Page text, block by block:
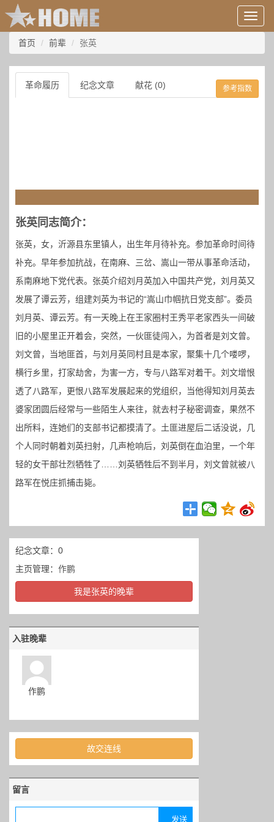
用
户
息/
登
录
等
首页 前辈 张英
革命履历 纪念文章 献花 (0) 参考指数
张英同志简介：
张英，女，沂源县东里镇人，出生年月待补充。参加革命时间待
补充。早年参加抗战，在南麻、三岔、嵩山一带从事革命活动，
系南麻地下党代表。张英介绍刘月英加入中国共产党，刘月英又
发展了谭云芳，组建刘英为书记的“嵩山巾帼抗日党支部”。委员
刘月英、谭云芳。有一天晚上在王家圈村王秀平老家西头一间破
旧的小屋里正开着会，突然，一伙匪徒闯入，为首者是刘文曾。
刘文曾，当地匪首，与刘月英同村且是本家，聚集十几个喽啰，
横行乡里，打家劫舍，为害一方，专与八路军对着干。刘文增恨
透了八路军，更恨八路军发展起来的党组织，当他得知刘月英去
婆家团圆后经常与一些陌生人来往，就去村子秘密调查，果然不
出所料，连她们的支部书记都摸清了。土匪进屋后二话没说，几
个人同时朝着刘英扫射，几声枪响后，刘英倒在血泊里，一个年
轻的女干部壮烈牺牲了……刘英牺牲后不到半月，刘文曾就被八
路军在悦庄抓捕击毙。
纪念文章：0
主页管理： 作鹏
我是张英的晚辈
入驻晚辈
作鹏
故交连线
留言